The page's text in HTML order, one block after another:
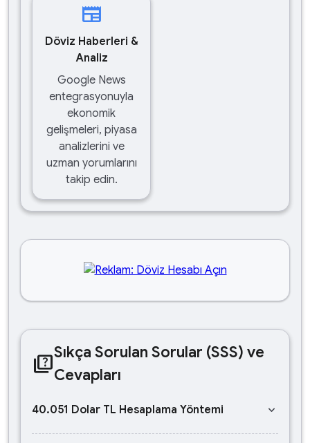
newspaper
Döviz Haberleri &
Analiz
Google News
entegrasyonuyla
ekonomik
gelişmeleri, piyasa
analizlerini ve
uzman yorumlarını
takip edin.
quizSıkça Sorulan Sorular (SSS) ve
Cevapları
40.051 Dolar TL Hesaplama Yöntemi keyboard_arrow_down